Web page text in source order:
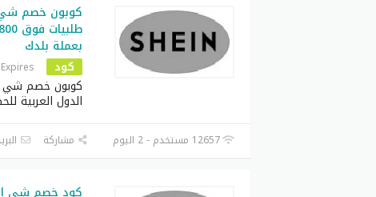
بعملة بلدك
كود
كوبون خصم شي
الدول العربية
12657 مستخدم - 2 اليوم مشاركة